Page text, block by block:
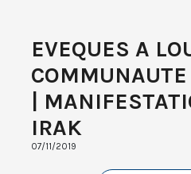
EVEQUES A
|
IRAK
07/11/2019